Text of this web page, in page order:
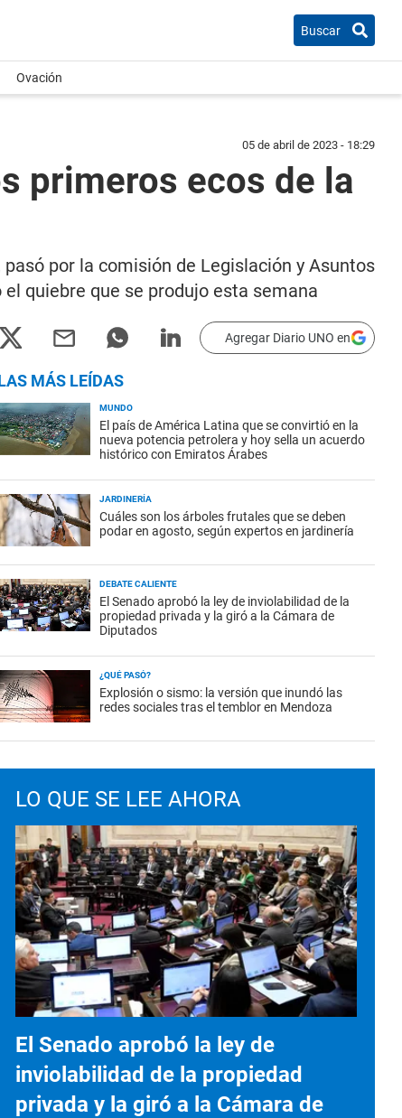
Buscar
Ovación
05 de abril de 2023 - 18:29
primeros ecos de la
por la comisión de Legislación y Asuntos
quiebre que se produjo esta semana
Agregar Diario UNO en
MÁS LEÍDAS
MUNDO
El país de América Latina que se convirtió en la
nueva potencia petrolera y hoy sella un acuerdo
histórico con Emiratos Árabes
JARDINERÍA
Cuáles son los árboles frutales que se deben
podar en agosto, según expertos en jardinería
DEBATE CALIENTE
El Senado aprobó la ley de inviolabilidad de la
propiedad privada y la giró a la Cámara de
Diputados
¿QUÉ PASÓ?
Explosión o sismo: la versión que inundó las
redes sociales tras el temblor en Mendoza
LO QUE SE LEE AHORA
El Senado aprobó la ley de
inviolabilidad de la propiedad
privada y la giró a la Cámara de